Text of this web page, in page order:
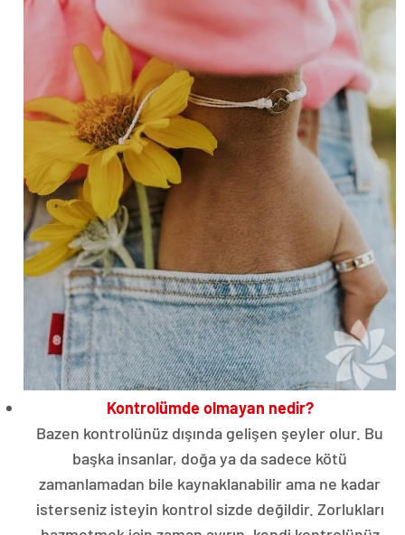
Kontrolümde olmayan nedir?
Bazen kontrolünüz dışında gelişen şeyler olur. Bu
başka insanlar, doğa ya da sadece kötü
zamanlamadan bile kaynaklanabilir ama ne kadar
isterseniz isteyin kontrol sizde değildir. Zorlukları